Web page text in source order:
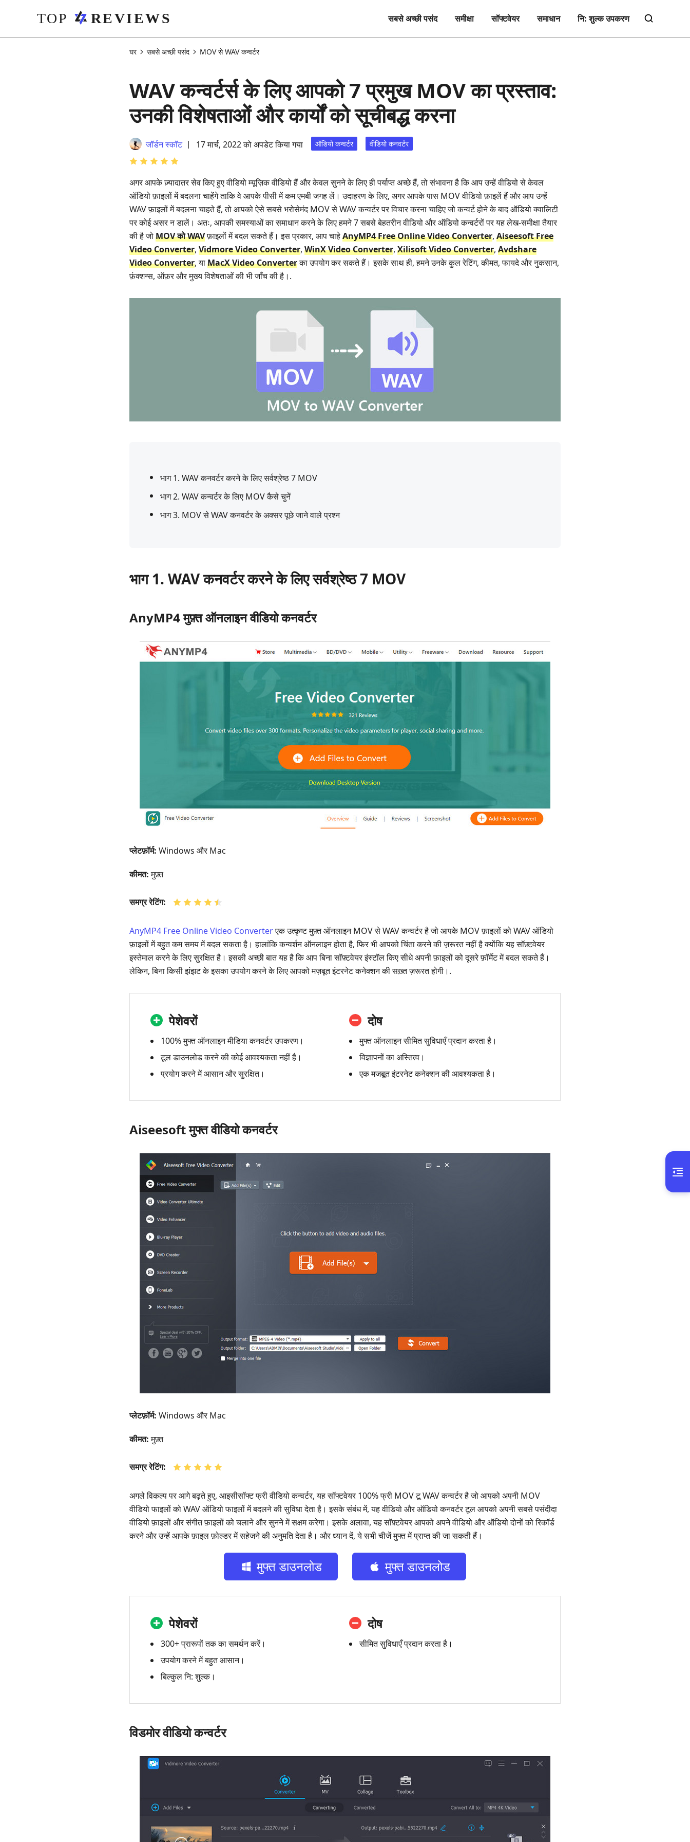
सबसे अच्छी पसंद समीक्षा सॉफ्टवेयर समाधान नि: शुल्क उपकरण
घर सबसे अच्छी पसंद MOV से WAV कन्वर्टर
WAV कन्वर्टर्स के लिए आपको 7 प्रमुख MOV का प्रस्ताव:
उनकी विशेषताओं और कार्यों को सूचीबद्ध करना
जॉर्डन स्कॉट 17 मार्च, 2022 को अपडेट किया गया ऑडियो कन्वर्टर वीडियो कनवर्टर
अगर आपके ज़्यादातर सेव किए हुए वीडियो म्यूज़िक वीडियो हैं और केवल सुनने के लिए ही पर्याप्त अच्छे हैं, तो संभावना है कि आप उन्हें वीडियो से केवल
ऑडियो फ़ाइलों में बदलना चाहेंगे ताकि वे आपके पीसी में कम एमबी जगह लें। उदाहरण के लिए, अगर आपके पास MOV वीडियो फ़ाइलें हैं और आप उन्हें
WAV फ़ाइलों में बदलना चाहते हैं, तो आपको ऐसे सबसे भरोसेमंद MOV से WAV कन्वर्टर पर विचार करना चाहिए जो कन्वर्ट होने के बाद ऑडियो क्वालिटी
पर कोई असर न डालें। अतः, आपकी समस्याओं का समाधान करने के लिए हमने 7 सबसे बेहतरीन वीडियो और ऑडियो कन्वर्टरों पर यह लेख‑समीक्षा तैयार
की है जोMOV को WAVफ़ाइलों में बदल सकते हैं। इस प्रकार, आप चाहेAnyMP4 Free Online Video Converter, Aiseesoft Free
Video Converter, Vidmore Video Converter, WinX Video Converter, Xilisoft Video Converter, Avdshare
Video Converter, याMacX Video Converterका उपयोग कर सकते हैं। इसके साथ ही, हमने उनके कुल रेटिंग, कीमत, फायदे और नुकसान,
फ़ंक्शन्स, ऑफ़र और मुख्य विशेषताओं की भी जाँच की है।.
भाग 1. WAV कनवर्टर करने के लिए सर्वश्रेष्ठ 7 MOV
भाग 2. WAV कन्वर्टर के लिए MOV कैसे चुनें
भाग 3. MOV से WAV कनवर्टर के अक्सर पूछे जाने वाले प्रश्न
भाग 1. WAV कनवर्टर करने के लिए सर्वश्रेष्ठ 7 MOV
AnyMP4 मुफ़्त ऑनलाइन वीडियो कनवर्टर
प्लेटफ़ॉर्म: Windows और Mac
कीमत:मुफ़्त
समग्र रेटिंग:
AnyMP4 Free Online Video Converterएक उत्कृष्ट मुफ़्त ऑनलाइन MOV से WAV कन्वर्टर है जो आपके MOV फ़ाइलों को WAV ऑडियो
फ़ाइलों में बहुत कम समय में बदल सकता है। हालांकि कन्वर्शन ऑनलाइन होता है, फिर भी आपको चिंता करने की ज़रूरत नहीं है क्योंकि यह सॉफ़्टवेयर
इस्तेमाल करने के लिए सुरक्षित है। इसकी अच्छी बात यह है कि आप बिना सॉफ़्टवेयर इंस्टॉल किए सीधे अपनी फ़ाइलों को दूसरे फ़ॉर्मेट में बदल सकते हैं।
लेकिन, बिना किसी झंझट के इसका उपयोग करने के लिए आपको मज़बूत इंटरनेट कनेक्शन की सख़्त ज़रूरत होगी।.
पेशेवरों
100% मुफ्त ऑनलाइन मीडिया कनवर्टर उपकरण।
टूल डाउनलोड करने की कोई आवश्यकता नहीं है।
प्रयोग करने में आसान और सुरक्षित।
दोष
मुफ्त ऑनलाइन सीमित सुविधाएँ प्रदान करता है।
विज्ञापनों का अस्तित्व।
एक मजबूत इंटरनेट कनेक्शन की आवश्यकता है।
Aiseesoft मुफ्त वीडियो कनवर्टर
प्लेटफ़ॉर्म: Windows और Mac
कीमत:मुफ़्त
समग्र रेटिंग:
अगले विकल्प पर आगे बढ़ते हुए, आइसीसॉफ्ट फ्री वीडियो कन्वर्टर, यह सॉफ्टवेयर 100% फ्री MOV टू WAV कन्वर्टर है जो आपको अपनी MOV
वीडियो फाइलों को WAV ऑडियो फाइलों में बदलने की सुविधा देता है। इसके संबंध में, यह वीडियो और ऑडियो कनवर्टर टूल आपको अपनी सबसे पसंदीदा
वीडियो फ़ाइलों और संगीत फ़ाइलों को चलाने और सुनने में सक्षम करेगा। इसके अलावा, यह सॉफ़्टवेयर आपको अपने वीडियो और ऑडियो दोनों को रिकॉर्ड
करने और उन्हें आपके फ़ाइल फ़ोल्डर में सहेजने की अनुमति देता है। और ध्यान दें, ये सभी चीजें मुफ्त में प्राप्त की जा सकती हैं।
मुफ्त डाउनलोड मुफ्त डाउनलोड
पेशेवरों
300+ प्रारूपों तक का समर्थन करें।
उपयोग करने में बहुत आसान।
बिल्कुल नि: शुल्क।
दोष
सीमित सुविधाएँ प्रदान करता है।
विडमोर वीडियो कन्वर्टर